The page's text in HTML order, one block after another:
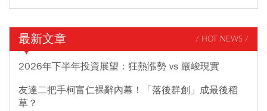
最新文章 / HOT NEWS /
2026年下半年投資展望：狂熱漲勢 vs 嚴峻現實
友達二把手柯富仁裸辭內幕！「落後群創」成最後稻
草？